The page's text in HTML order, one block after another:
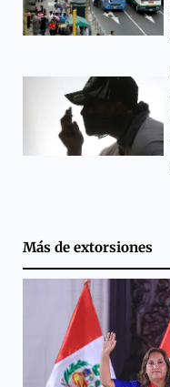
Más de extorsiones